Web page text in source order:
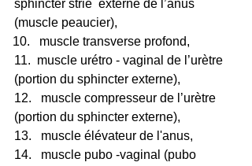
sphincter strié  externe de l’anus
(muscle peaucier),
muscle transverse profond,
11.  muscle urétro - vaginal de l’urètre
(portion du sphincter externe),
12.   muscle compresseur de l’urètre
(portion du sphincter externe),
13.   muscle élévateur de l'anus,
14.   muscle pubo -vaginal (pubo